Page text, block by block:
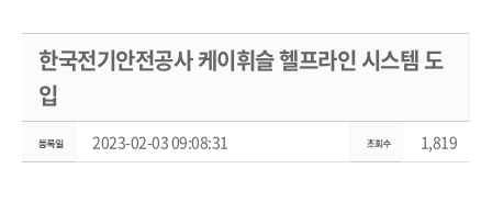
한국전기안전공사 케이휘슬 헬프라인 시스템 도
입
2023-02-03 09:08:31 1,819